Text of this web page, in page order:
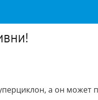
а он может